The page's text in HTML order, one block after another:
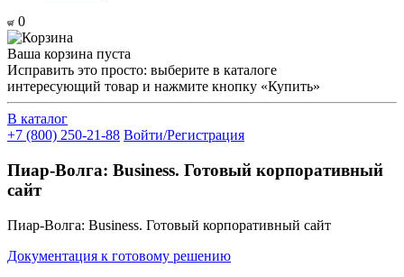
0
Ваша корзина пуста
Исправить это просто: выберите в каталоге
интересующий товар и нажмите кнопку «Купить»
В каталог
+7 (800) 250-21-88 Войти/Регистрация
Пиар-Волга: Business. Готовый корпоративный
сайт
Пиар-Волга: Business. Готовый корпоративный сайт
Документация к готовому решению